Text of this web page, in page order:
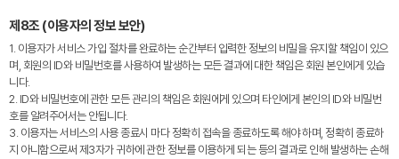
제8조 (이용자의 정보 보안)
1. 이용자가 서비스 가입 절차를 완료하는 순간부터 입력한 정보의 비밀을 유지할 책임이 있으
며, 회원의 ID와 비밀번호를 사용하여 발생하는 모든 결과에 대한 책임은 회원 본인에게 있습
니다.
2. ID와 비밀번호에 관한 모든 관리의 책임은 회원에게 있으며 타인에게 본인의 ID와 비밀번
호를 알려주어서는 안됩니다.
3. 이용자는 서비스의 사용 종료시 마다 정확히 접속을 종료하도록 해야 하며, 정확히 종료하
지 아니함으로써 제3자가 귀하에 관한 정보를 이용하게 되는 등의 결과로 인해 발생하는 손해